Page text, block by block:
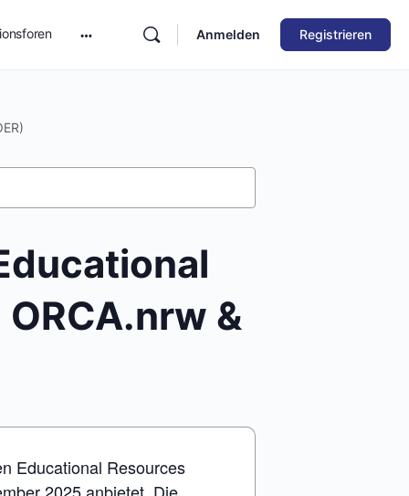
Anmelden Registrieren
&
Educational Resources